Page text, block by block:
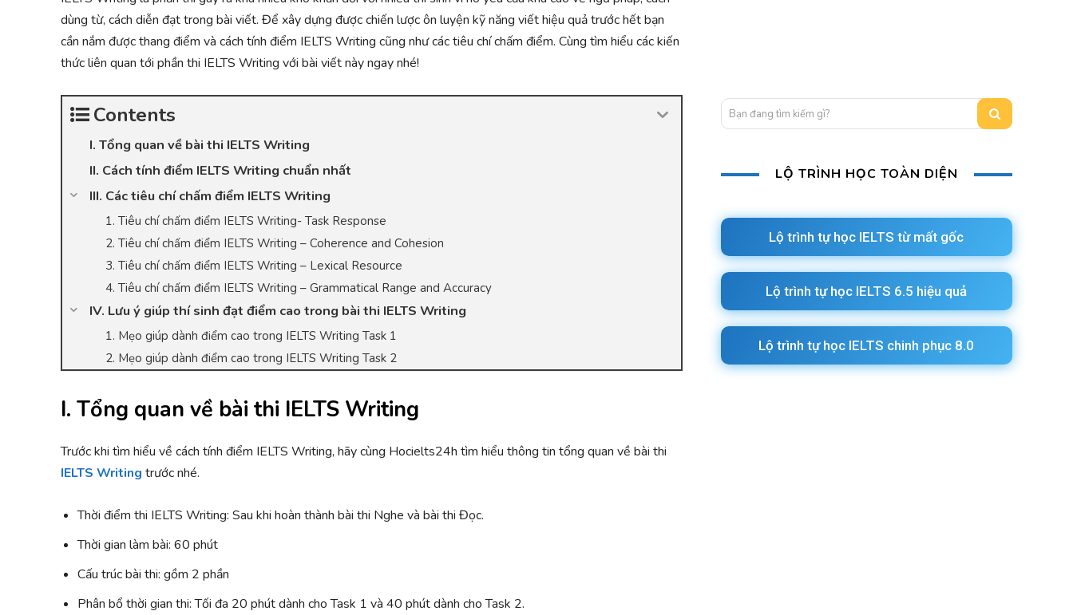
dùng từ, cách diễn đạt trong bài viết. Để xây dựng được chiến lược ôn luyện kỹ năng viết hiệu quả trước hết bạn
cần nắm được thang điểm và cách tính điểm IELTS Writing cũng như các tiêu chí chấm điểm. Cùng tìm hiểu các kiến
thức liên quan tới phần thi IELTS Writing với bài viết này ngay nhé!
Contents
I. Tổng quan về bài thi IELTS Writing
II. Cách tính điểm IELTS Writing chuẩn nhất
III. Các tiêu chí chấm điểm IELTS Writing
1. Tiêu chí chấm điểm IELTS Writing- Task Response
2. Tiêu chí chấm điểm IELTS Writing – Coherence and Cohesion
3. Tiêu chí chấm điểm IELTS Writing – Lexical Resource
4. Tiêu chí chấm điểm IELTS Writing – Grammatical Range and Accuracy
IV. Lưu ý giúp thí sinh đạt điểm cao trong bài thi IELTS Writing
1. Mẹo giúp dành điểm cao trong IELTS Writing Task 1
2. Mẹo giúp dành điểm cao trong IELTS Writing Task 2
I. Tổng quan về bài thi IELTS Writing
Trước khi tìm hiểu về cách tính điểm IELTS Writing, hãy cùng Hocielts24h tìm hiểu thông tin tổng quan về bài thi
IELTS Writing trước nhé.
Thời điểm thi IELTS Writing: Sau khi hoàn thành bài thi Nghe và bài thi Đọc.
Thời gian làm bài: 60 phút
Cấu trúc bài thi: gồm 2 phần
Phân bổ thời gian thi: Tối đa 20 phút dành cho Task 1 và 40 phút dành cho Task 2.
Bạn đang tìm kiếm gì?
LỘ TRÌNH HỌC TOÀN DIỆN
Lộ trình tự học IELTS từ mất gốc
Lộ trình tự học IELTS 6.5 hiệu quả
Lộ trình tự học IELTS chinh phục 8.0